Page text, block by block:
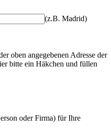
(z.B. Madrid)
oben angegebenen Adresse der
bitte ein Häkchen und füllen
oder Firma) für Ihre